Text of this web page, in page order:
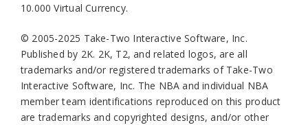
10.000 Virtual Currency.
© 2005-2025 Take-Two Interactive Software, Inc.
Published by 2K. 2K, T2, and related logos, are all
trademarks and/or registered trademarks of Take-Two
Interactive Software, Inc. The NBA and individual NBA
member team identifications reproduced on this product
are trademarks and copyrighted designs, and/or other